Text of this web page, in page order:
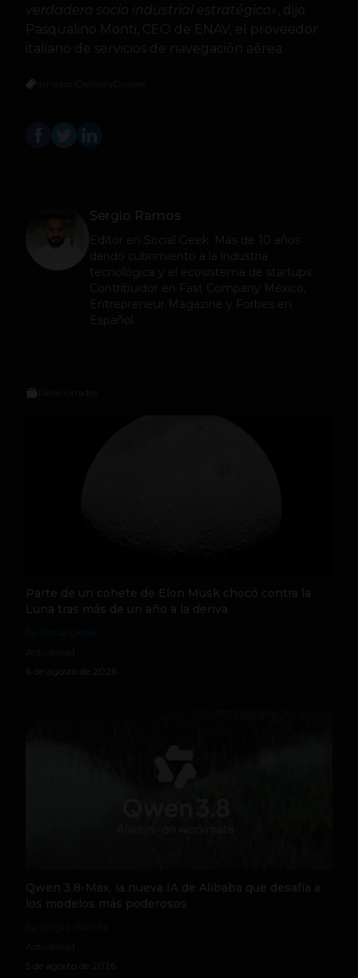
verdadero socio industrial estratégico»
, dijo
Pasqualino Monti, CEO de ENAV, el proveedor
italiano de servicios de navegación aérea.
Sergio Ramos
Editor en Social Geek
. Más de 10 años
dando cubrimiento a la industria
tecnológica y el ecosistema de startups.
Contribuidor en Fast Company México,
Entrepreneur Magazine y Forbes en
Español.
Parte de un cohete de Elon Musk chocó contra la
Luna tras más de un año a la deriva
6 de agosto de 2026
Qwen 3.8-Max, la nueva IA de Alibaba que desafía a
los modelos más poderosos
5 de agosto de 2026